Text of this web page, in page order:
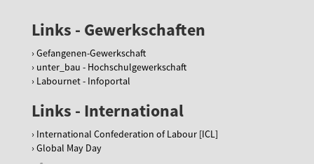
Links - Gewerkschaften
Gefangenen-Gewerkschaft
unter_bau - Hochschulgewerkschaft
Labournet - Infoportal
Links - International
International Confederation of Labour [ICL]
Global May Day